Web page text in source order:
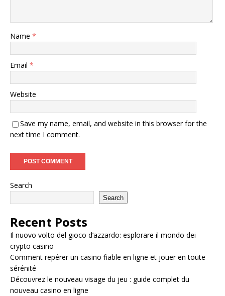
Name *
Email *
Website
Save my name, email, and website in this browser for the
next time I comment.
Search
Search
Recent Posts
Il nuovo volto del gioco d’azzardo: esplorare il mondo dei
crypto casino
Comment repérer un casino fiable en ligne et jouer en toute
sérénité
Découvrez le nouveau visage du jeu : guide complet du
nouveau casino en ligne